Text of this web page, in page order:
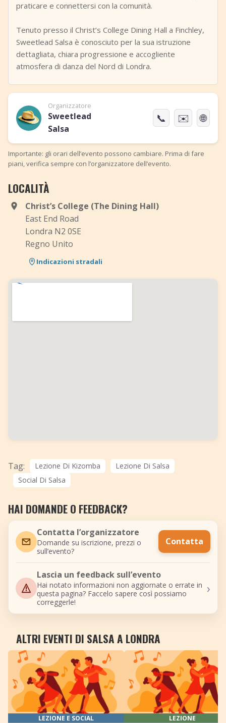
praticare e connettersi con la comunità.
Tenuto presso il Christ’s College Dining Hall a Finchley,
Sweetlead Salsa è conosciuto per la sua istruzione
dettagliata, chiara progressione e accogliente
atmosfera di danza del Nord di Londra.
Organizzatore
Sweetlead
Salsa
📞 ✉️ 🌐
Importante: gli orari dell’evento possono cambiare. Prima di fare
piani, verifica sempre con l’organizzatore dell’evento.
LOCALITÀ
Christ’s College (The Dining Hall)
East End Road
Londra N2 0SE
Regno Unito
Indicazioni stradali
Tag: Lezione Di Kizomba
Lezione Di Salsa
Social Di Salsa
HAI DOMANDE O FEEDBACK?
Contatta l’organizzatore
Domande su iscrizione, prezzi o
sull’evento?
Contatta
Lascia un feedback sull’evento
Hai notato informazioni non aggiornate o errate in
questa pagina? Faccelo sapere così possiamo
correggerle!
›
ALTRI EVENTI DI SALSA A LONDRA
LEZIONE E SOCIAL LEZIONE